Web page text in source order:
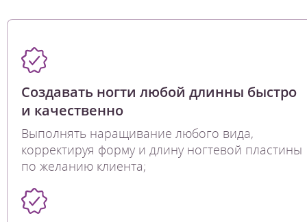
Создавать ногти любой длинны быстро
и качественно
Выполнять наращивание любого вида,
корректируя форму и длину ногтевой пластины
по желанию клиента;